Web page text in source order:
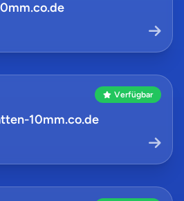
Verfügbar
10mm.co.de